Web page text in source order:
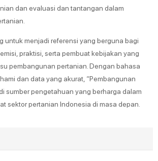
dan evaluasi dan tantangan dalam
untuk menjadi referensi yang berguna bagi
praktisi, serta pembuat kebijakan yang
pembangunan pertanian. Dengan bahasa
dan data yang akurat, “Pembangunan
sumber pengetahuan yang berharga dalam
sektor pertanian Indonesia di masa depan.